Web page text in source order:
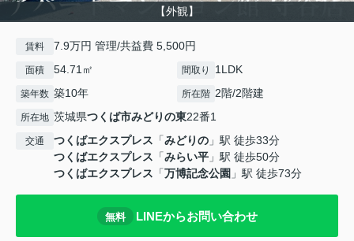
【外観】
賃料 7.9万円 管理/共益費 5,500円
面積 54.71㎡ 間取り 1LDK
築年数 築10年 所在階 2階/2階建
所在地 茨城県つくば市みどりの東22番1
交通 つくばエクスプレス 「みどりの 」駅 徒歩33分
つくばエクスプレス 「みらい平 」駅 徒歩50分
つくばエクスプレス 「万博記念公園 」駅 徒歩73分
無料 LINEからお問い合わせ